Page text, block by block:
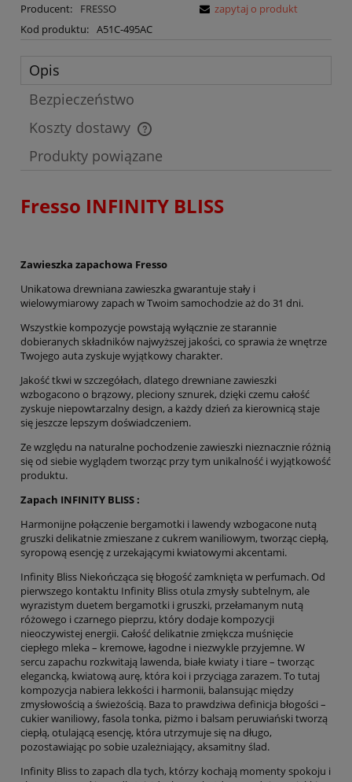
Producent:
FRESSO
Kod produktu: A51C-495AC
zapytaj o produkt
Opis
Bezpieczeństwo
Koszty dostawy
Cena nie zawiera ewentualnych kosztów płatności
Produkty powiązane
Fresso INFINITY BLISS
Zawieszka zapachowa Fresso
Unikatowa drewniana zawieszka gwarantuje stały i
wielowymiarowy zapach w Twoim samochodzie aż do 31 dni.
Wszystkie kompozycje powstają wyłącznie ze starannie
dobieranych składników najwyższej jakości, co sprawia że wnętrze
Twojego auta zyskuje wyjątkowy charakter.
Jakość tkwi w szczegółach, dlatego drewniane zawieszki
wzbogacono o brązowy, pleciony sznurek, dzięki czemu całość
zyskuje niepowtarzalny design, a każdy dzień za kierownicą staje
się jeszcze lepszym doświadczeniem.
Ze względu na naturalne pochodzenie zawieszki nieznacznie różnią
się od siebie wyglądem tworząc przy tym unikalność i wyjątkowość
produktu.
Zapach INFINITY BLISS :
Harmonijne połączenie bergamotki i lawendy wzbogacone nutą
gruszki delikatnie zmieszane z cukrem waniliowym, tworząc ciepłą,
syropową esencję z urzekającymi kwiatowymi akcentami.
Infinity Bliss Niekończąca się błogość zamknięta w perfumach. Od
pierwszego kontaktu Infinity Bliss otula zmysły subtelnym, ale
wyrazistym duetem bergamotki i gruszki, przełamanym nutą
różowego i czarnego pieprzu, który dodaje kompozycji
nieoczywistej energii. Całość delikatnie zmiękcza muśnięcie
ciepłego mleka – kremowe, łagodne i niezwykle przyjemne. W
sercu zapachu rozkwitają lawenda, białe kwiaty i tiare – tworząc
elegancką, kwiatową aurę, która koi i przyciąga zarazem. To tutaj
kompozycja nabiera lekkości i harmonii, balansując między
zmysłowością a świeżością. Baza to prawdziwa definicja błogości –
cukier waniliowy, fasola tonka, piżmo i balsam peruwiański tworzą
ciepłą, otulającą esencję, która utrzymuje się na długo,
pozostawiając po sobie uzależniający, aksamitny ślad.
Infinity Bliss to zapach dla tych, którzy kochają momenty spokoju i